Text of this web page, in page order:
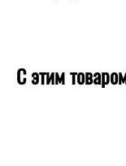
С этим